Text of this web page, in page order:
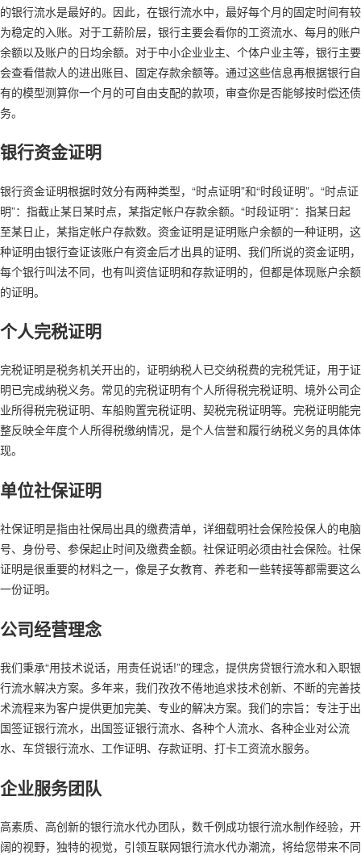
的银行流水是最好的。因此，在银行流水中，最好每个月的固定时间有较
为稳定的入账。对于工薪阶层，银行主要会看你的工资流水、每月的账户
余额以及账户的日均余额。对于中小企业业主、个体户业主等，银行主要
会查看借款人的进出账目、固定存款余额等。通过这些信息再根据银行自
有的模型测算你一个月的可自由支配的款项，审查你是否能够按时偿还债
务。
银行资金证明
银行资金证明根据时效分有两种类型，“时点证明”和“时段证明”。“时点证
明”：指截止某日某时点，某指定帐户存款余额。“时段证明”：指某日起
至某日止，某指定帐户存款数。资金证明是证明账户余额的一种证明，这
种证明由银行查证该账户有资金后才出具的证明、我们所说的资金证明，
每个银行叫法不同，也有叫资信证明和存款证明的，但都是体现账户余额
的证明。
个人完税证明
完税证明是税务机关开出的，证明纳税人已交纳税费的完税凭证，用于证
明已完成纳税义务。常见的完税证明有个人所得税完税证明、境外公司企
业所得税完税证明、车船购置完税证明、契税完税证明等。完税证明能完
整反映全年度个人所得税缴纳情况，是个人信誉和履行纳税义务的具体体
现。
单位社保证明
社保证明是指由社保局出具的缴费清单，详细载明社会保险投保人的电脑
号、身份号、参保起止时间及缴费金额。社保证明必须由社会保险。社保
证明是很重要的材料之一，像是子女教育、养老和一些转接等都需要这么
一份证明。
公司经营理念
我们秉承“用技术说话，用责任说话!”的理念，提供房贷银行流水和入职银
行流水解决方案。多年来，我们孜孜不倦地追求技术创新、不断的完善技
术流程来为客户提供更加完美、专业的解决方案。我们的宗旨：专注于出
国签证银行流水，出国签证银行流水、各种个人流水、各种企业对公流
水、车贷银行流水、工作证明、存款证明、打卡工资流水服务。
企业服务团队
高素质、高创新的银行流水代办团队，数千例成功银行流水制作经验，开
阔的视野，独特的视觉，引领互联网银行流水代办潮流，将给您带来不同